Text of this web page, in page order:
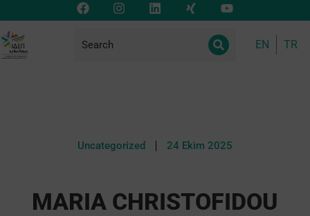
EN TR
Uncategorized 24 Ekim 2025
MARIA CHRISTOFIDOU